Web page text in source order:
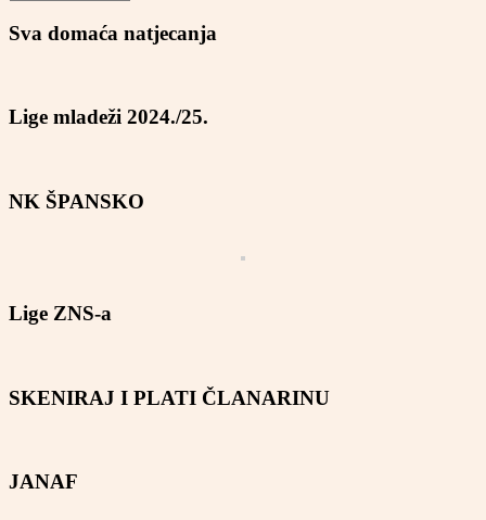
Sva domaća natjecanja
Lige mladeži 2024./25.
NK ŠPANSKO
Lige ZNS-a
SKENIRAJ I PLATI ČLANARINU
JANAF